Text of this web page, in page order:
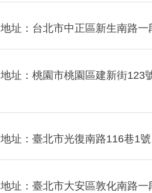
地址：台北市中正區新生南路一
地址：桃園市桃園區建新街123
地址：臺北市光復南路116巷1號
地址：臺北市大安區敦化南路一